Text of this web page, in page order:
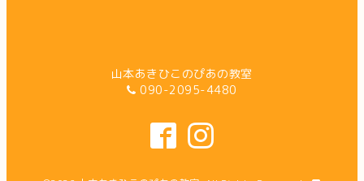
山本あきひこのぴあの教室
090-2095-4480